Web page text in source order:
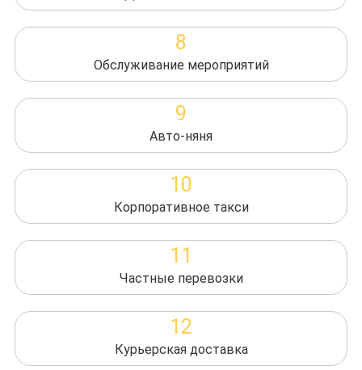
8
Обслуживание мероприятий
9
Авто-няня
10
Корпоративное такси
11
Частные перевозки
12
Курьерская доставка